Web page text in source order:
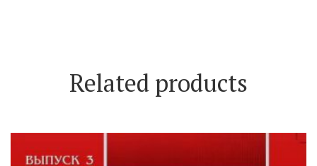
Related products